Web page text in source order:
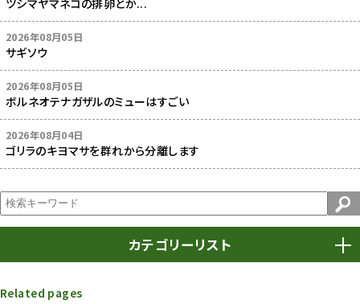
ツシマヤマネコの排卵とか...
2026年08月05日
サギソウ
2026年08月05日
ボルネオテナガザルのミューはすごい
2026年08月04日
ゴリラのキヨマサを群れから分離します
カテゴリーリスト
Related pages